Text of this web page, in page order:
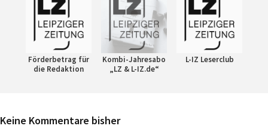
Förderbetrag für
die Redaktion
Kombi-Jahresabo
„LZ & L-IZ.de“
L-IZ Leserclub
Keine Kommentare bisher